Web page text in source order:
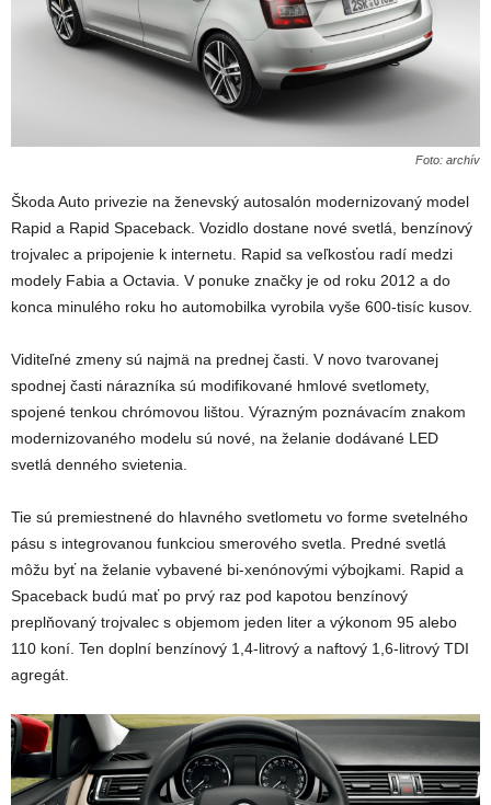
Foto: archív
Škoda Auto privezie na ženevský autosalón modernizovaný model
Rapid a Rapid Spaceback. Vozidlo dostane nové svetlá, benzínový
trojvalec a pripojenie k internetu. Rapid sa veľkosťou radí medzi
modely Fabia a Octavia. V ponuke značky je od roku 2012 a do
konca minulého roku ho automobilka vyrobila vyše 600-tisíc kusov.
Viditeľné zmeny sú najmä na prednej časti. V novo tvarovanej
spodnej časti nárazníka sú modifikované hmlové svetlomety,
spojené tenkou chrómovou lištou. Výrazným poznávacím znakom
modernizovaného modelu sú nové, na želanie dodávané LED
svetlá denného svietenia.
Tie sú premiestnené do hlavného svetlometu vo forme svetelného
pásu s integrovanou funkciou smerového svetla. Predné svetlá
môžu byť na želanie vybavené bi-xenónovými výbojkami. Rapid a
Spaceback budú mať po prvý raz pod kapotou benzínový
preplňovaný trojvalec s objemom jeden liter a výkonom 95 alebo
110 koní. Ten doplní benzínový 1,4-litrový a naftový 1,6-litrový TDI
agregát.